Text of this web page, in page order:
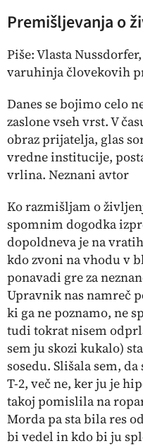
Premišljevanja o
Piše: Vlasta
varuhinja človekovih
Danes se bojimo celo
zaslone vseh vrst. V
obraz prijatelja, glas
vredne institucije,
vrlina. Neznani avtor
Ko razmišljam o
spomnim dogodka
dopoldneva je na
kdo zvoni na vhodu v
ponavadi gre za
Upravnik nas namreč
ki ga ne poznamo, ne
tudi tokrat nisem
sem ju skozi kukalo)
sosedu. Slišala sem,
T-2, več ne, ker ju je
takoj pomislila na
Morda pa sta bila res
bi vedel in kdo bi ju